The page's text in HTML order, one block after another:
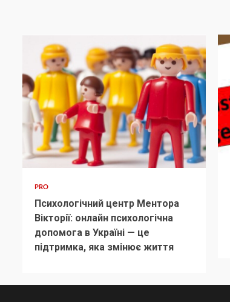
PRO
Психологічний центр Ментора
Вікторії: онлайн психологічна
допомога в Україні — це
підтримка, яка змінює життя